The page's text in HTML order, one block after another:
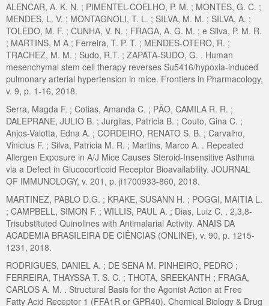
ALENCAR, A. K. N. ; PIMENTEL-COELHO, P. M. ; MONTES, G. C. ;
MENDES, L. V. ; MONTAGNOLI, T. L. ; SILVA, M. M. ; SILVA, A. ;
TOLEDO, M. F. ; CUNHA, V. N. ; FRAGA, A. G. M. ; e Silva, P. M. R.
; MARTINS, M A ; Ferreira, T. P. T. ; MENDES-OTERO, R. ;
TRACHEZ, M. M. ; Sudo, R.T. ; ZAPATA-SUDO, G. . Human
mesenchymal stem cell therapy reverses Su5416/hypoxia-induced
pulmonary arterial hypertension in mice. Frontiers in Pharmacology,
v. 9, p. 1-16, 2018.
Serra, Magda F. ; Cotias, Amanda C. ; PÃO, CAMILA R. R. ;
DALEPRANE, JULIO B. ; Jurgilas, Patricia B. ; Couto, Gina C. ;
Anjos-Valotta, Edna A. ; CORDEIRO, RENATO S. B. ; Carvalho,
Vinicius F. ; Silva, Patricia M. R. ; Martins, Marco A. . Repeated
Allergen Exposure in A/J Mice Causes Steroid-Insensitive Asthma
via a Defect in Glucocorticoid Receptor Bioavailability. JOURNAL
OF IMMUNOLOGY, v. 201, p. ji1700933-860, 2018.
MARTINEZ, PABLO D.G. ; KRAKE, SUSANN H. ; POGGI, MAITIA L.
; CAMPBELL, SIMON F. ; WILLIS, PAUL A. ; Dias, Luiz C. . 2,3,8-
Trisubstituted Quinolines with Antimalarial Activity. ANAIS DA
ACADEMIA BRASILEIRA DE CIÊNCIAS (ONLINE), v. 90, p. 1215-
1231, 2018.
RODRIGUES, DANIEL A. ; DE SENA M. PINHEIRO, PEDRO ;
FERREIRA, THAYSSA T. S. C. ; THOTA, SREEKANTH ; FRAGA,
CARLOS A. M. . Structural Basis for the Agonist Action at Free
Fatty Acid Receptor 1 (FFA1R or GPR40). Chemical Biology & Drug